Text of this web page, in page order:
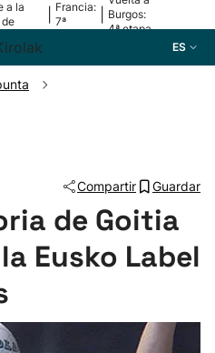
a la
Francia:
7ª
Burgos:
4ª etapa
ES
Compartir Guardar
de Goitia
Eusko Label